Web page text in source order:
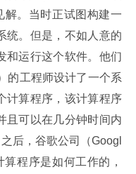
解。当时正试图构建一
统。但是，不如人意的
和运行这个软件。他们
的工程师设计了一个系
计算程序，该计算程序
且可以在几分钟时间内
后，谷歌公司（Googl
程序是如何工作的，